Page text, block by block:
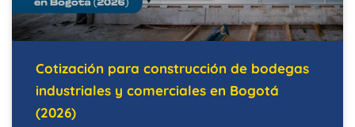
Cotización para construcción de bodegas
industriales y comerciales en Bogotá
(2026)